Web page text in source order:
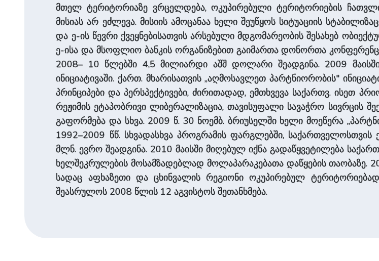
მთელ ტერიტორიაზე ვრცელდება, ოკუპირებული ტერიტორიების
მისიას არ ეძლევა. მისიის ამოცანაა ხელი შეუწყოს სიტუაციის
და ე-ის წევრი ქვეყნებისათვის არსებული მდგომარეობის შესახებ
ე-ისა და მსოფლიო ბანკის ორგანიზებით გაიმართა დონორთა
2008– 10 წლებში 4,5 მილიარდი აშშ დოლარი შეადგინა. 2009
ინიციატივაში. ქართ. მხარისათვის „აღმოსავლეთ პარტნიორობის"
პრინციპები და პერსპექტივები, ძირითადად, ემთხვევა საქართვ. ისეთ
რეჟიმის ეტაპობრივი ლიბერალიზაცია, თავისუფალი სავაჭრო სივრცის
გაფორმება და სხვა. 2009 წ. 30 ნოემბ. ბრიუსელში ხელი მოეწერა
1992–2009 წწ. სხვადასხვა პროგრამის ფარგლებში,
მლნ. ევრო შეადგინა. 2010 მაისში მიღებულ იქნა გადაწყვეტილება
ხელშეკრულების მოსამზადებლად მოლაპარაკებათა დაწყების თაობაზე.
სადაც აფხაზეთი და ცხინვალის რეგიონი ოკუპირებულ
შეასრულოს 2008 წლის 12 აგვისტოს შეთანხმება.